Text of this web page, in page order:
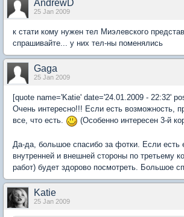
AndrewD
25 Jan 2009
к стати кому нужен тел Миэлевского
спрашивайте... у них тел-ны поменялись
Gaga
25 Jan 2009
[quote name='Katie' date='24.01.2009 - 22:32'
Очень интересно!!! Если есть возможность,
все, что есть.
(Особенно интересен 3-й
Да-да, большое спасибо за фотки. Если есть
внутренней и внешней стороны по третьему
работ) будет здорово посмотреть. Большое
Katie
25 Jan 2009